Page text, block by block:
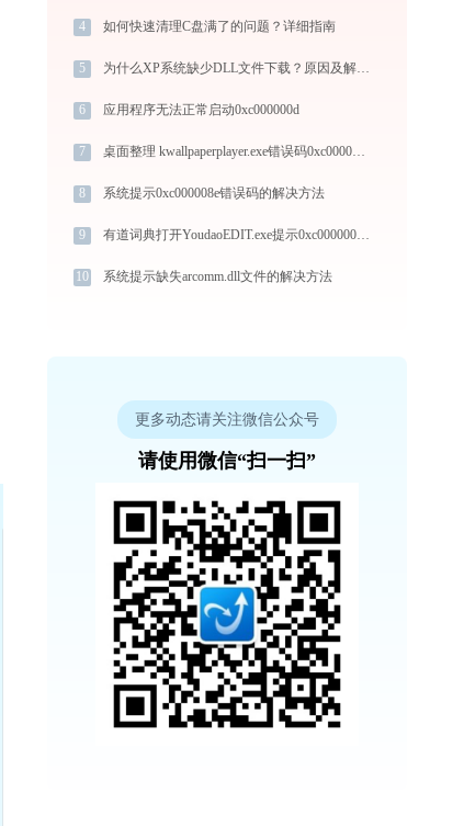
4 如何快速清理C盘满了的问题？详细指南
5 为什么XP系统缺少DLL文件下载？原因及解决方法
6 应用程序无法正常启动0xc000000d
7 桌面整理 kwallpaperplayer.exe错误码0xc0000094处理办法
8 系统提示0xc000008e错误码的解决方法
9 有道词典打开YoudaoEDIT.exe提示0xc0000002错误码怎么办
10 系统提示缺失arcomm.dll文件的解决方法
更多动态请关注微信公众号
请使用微信“扫一扫”